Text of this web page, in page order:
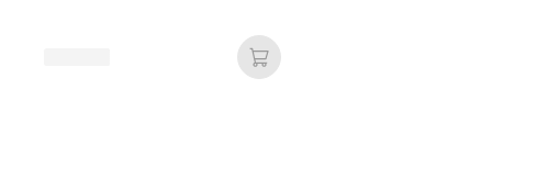
Ajouter au panier